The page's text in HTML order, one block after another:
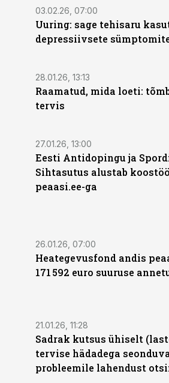
03.02.26, 07:00
Uuring: sage tehisaru
depressiivsete
28.01.26, 13:13
Raamatud, mida loeti:
tervis
27.01.26, 13:00
Eesti Antidopingu ja
Sihtasutus alustab
peaasi.ee-ga
26.01.26, 07:00
Heategevusfond andis
171 592 euro suuruse
21.01.26, 11:28
Sadrak kutsus ühiselt
tervise hädadega
probleemile lahendust